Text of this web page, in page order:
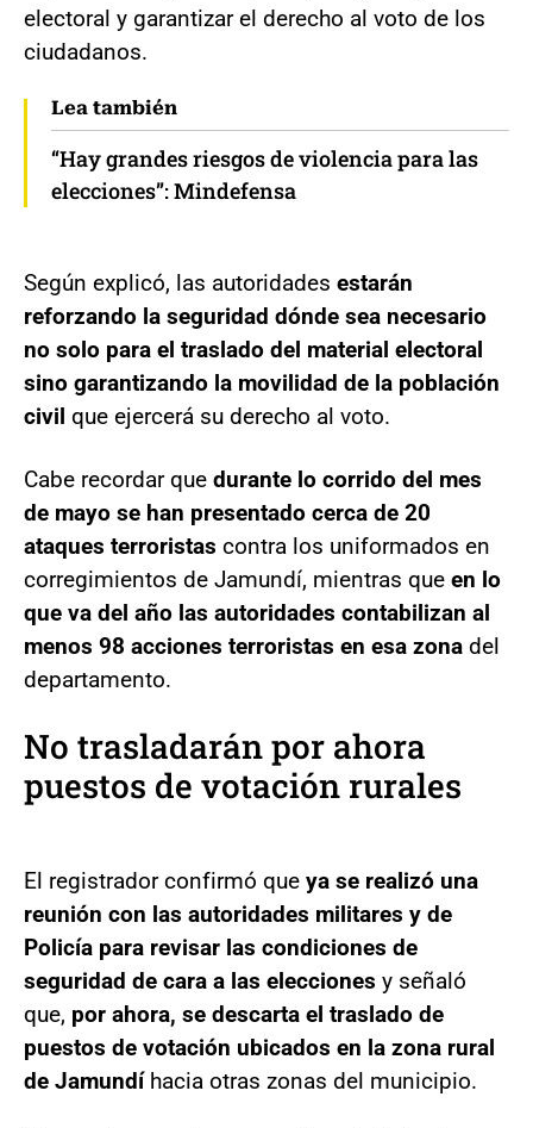
electoral y garantizar el derecho al voto de los
ciudadanos.
Lea también
“Hay grandes riesgos de violencia para las
elecciones”: Mindefensa
Según explicó, las autoridades estarán
reforzando la seguridad dónde sea necesario
no solo para el traslado del material electoral
sino garantizando la movilidad de la población
civil que ejercerá su derecho al voto.
Cabe recordar que durante lo corrido del mes
de mayo se han presentado cerca de 20
ataques terroristas contra los uniformados en
corregimientos de Jamundí, mientras que en lo
que va del año las autoridades contabilizan al
menos 98 acciones terroristas en esa zona del
departamento.
No trasladarán por ahora
puestos de votación rurales
El registrador confirmó que ya se realizó una
reunión con las autoridades militares y de
Policía para revisar las condiciones de
seguridad de cara a las elecciones y señaló
que, por ahora, se descarta el traslado de
puestos de votación ubicados en la zona rural
de Jamundí hacia otras zonas del municipio.